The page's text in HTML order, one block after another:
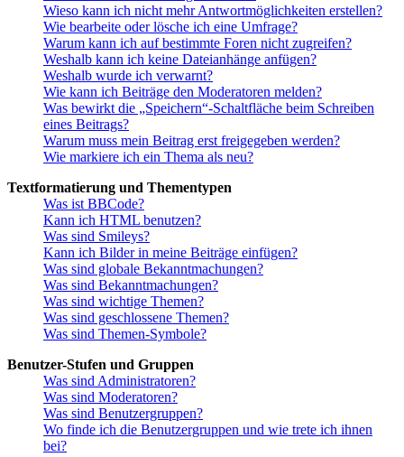
Wieso kann ich nicht mehr Antwortmöglichkeiten erstellen?
Wie bearbeite oder lösche ich eine Umfrage?
Warum kann ich auf bestimmte Foren nicht zugreifen?
Weshalb kann ich keine Dateianhänge anfügen?
Weshalb wurde ich verwarnt?
Wie kann ich Beiträge den Moderatoren melden?
Was bewirkt die „Speichern“-Schaltfläche beim Schreiben
eines Beitrags?
Warum muss mein Beitrag erst freigegeben werden?
Wie markiere ich ein Thema als neu?
Textformatierung und Thementypen
Was ist BBCode?
Kann ich HTML benutzen?
Was sind Smileys?
Kann ich Bilder in meine Beiträge einfügen?
Was sind globale Bekanntmachungen?
Was sind Bekanntmachungen?
Was sind wichtige Themen?
Was sind geschlossene Themen?
Was sind Themen-Symbole?
Benutzer-Stufen und Gruppen
Was sind Administratoren?
Was sind Moderatoren?
Was sind Benutzergruppen?
Wo finde ich die Benutzergruppen und wie trete ich ihnen
bei?